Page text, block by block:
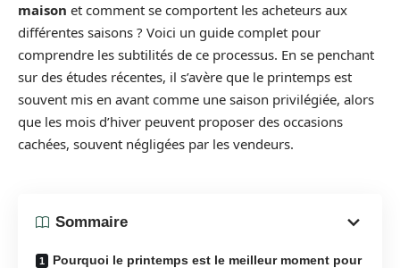
maison et comment se comportent les acheteurs aux
différentes saisons ? Voici un guide complet pour
comprendre les subtilités de ce processus. En se penchant
sur des études récentes, il s’avère que le printemps est
souvent mis en avant comme une saison privilégiée, alors
que les mois d’hiver peuvent proposer des occasions
cachées, souvent négligées par les vendeurs.
Sommaire
Pourquoi le printemps est le meilleur moment pour